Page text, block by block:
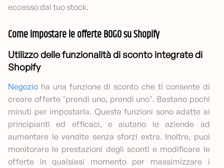
eccesso dal tuo stock.
Come impostare le offerte BOGO su Shopify
Utilizzo delle funzionalità di sconto integrate di
Shopify
Negozio ha una funzione di sconto che ti consente di
creare offerte "prendi uno, prendi uno". Bastano pochi
minuti per impostarla. Queste funzioni sono adatte ai
principianti ed efficaci, e aiutano le aziende ad
aumentare le vendite senza sforzi extra. Inoltre, puoi
monitorare le prestazioni degli sconti e modificare le
offerte in qualsiasi momento per massimizzare i